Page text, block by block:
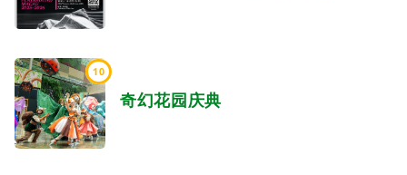
10
奇幻花园庆典